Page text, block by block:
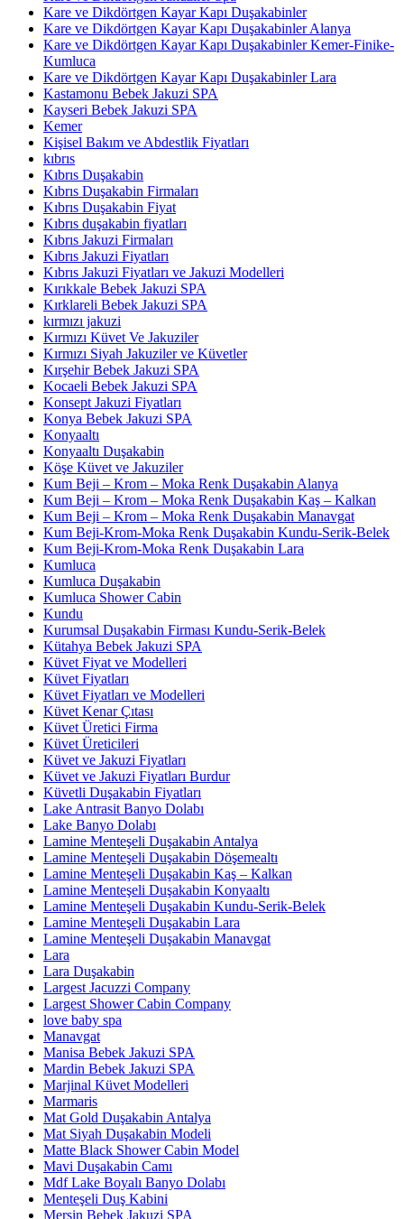
Kare ve Dikdörtgen Kayar Kapı Duşakabinler
Kare ve Dikdörtgen Kayar Kapı Duşakabinler Alanya
Kare ve Dikdörtgen Kayar Kapı Duşakabinler Kemer-Finike-
Kumluca
Kare ve Dikdörtgen Kayar Kapı Duşakabinler Lara
Kastamonu Bebek Jakuzi SPA
Kayseri Bebek Jakuzi SPA
Kemer
Kişisel Bakım ve Abdestlik Fiyatları
kıbrıs
Kıbrıs Duşakabin
Kıbrıs Duşakabin Firmaları
Kıbrıs Duşakabin Fiyat
Kıbrıs duşakabin fiyatları
Kıbrıs Jakuzi Firmaları
Kıbrıs Jakuzi Fiyatları
Kıbrıs Jakuzi Fiyatları ve Jakuzi Modelleri
Kırıkkale Bebek Jakuzi SPA
Kırklareli Bebek Jakuzi SPA
kırmızı jakuzi
Kırmızı Küvet Ve Jakuziler
Kırmızı Siyah Jakuziler ve Küvetler
Kırşehir Bebek Jakuzi SPA
Kocaeli Bebek Jakuzi SPA
Konsept Jakuzi Fiyatları
Konya Bebek Jakuzi SPA
Konyaaltı
Konyaaltı Duşakabin
Köşe Küvet ve Jakuziler
Kum Beji – Krom – Moka Renk Duşakabin Alanya
Kum Beji – Krom – Moka Renk Duşakabin Kaş – Kalkan
Kum Beji – Krom – Moka Renk Duşakabin Manavgat
Kum Beji-Krom-Moka Renk Duşakabin Kundu-Serik-Belek
Kum Beji-Krom-Moka Renk Duşakabin Lara
Kumluca
Kumluca Duşakabin
Kumluca Shower Cabin
Kundu
Kurumsal Duşakabin Firması Kundu-Serik-Belek
Kütahya Bebek Jakuzi SPA
Küvet Fiyat ve Modelleri
Küvet Fiyatları
Küvet Fiyatları ve Modelleri
Küvet Kenar Çıtası
Küvet Üretici Firma
Küvet Üreticileri
Küvet ve Jakuzi Fiyatları
Küvet ve Jakuzi Fiyatları Burdur
Küvetli Duşakabin Fiyatları
Lake Antrasit Banyo Dolabı
Lake Banyo Dolabı
Lamine Menteşeli Duşakabin Antalya
Lamine Menteşeli Duşakabin Döşemealtı
Lamine Menteşeli Duşakabin Kaş – Kalkan
Lamine Menteşeli Duşakabin Konyaaltı
Lamine Menteşeli Duşakabin Kundu-Serik-Belek
Lamine Menteşeli Duşakabin Lara
Lamine Menteşeli Duşakabin Manavgat
Lara
Lara Duşakabin
Largest Jacuzzi Company
Largest Shower Cabin Company
love baby spa
Manavgat
Manisa Bebek Jakuzi SPA
Mardin Bebek Jakuzi SPA
Marjinal Küvet Modelleri
Marmaris
Mat Gold Duşakabin Antalya
Mat Siyah Duşakabin Modeli
Matte Black Shower Cabin Model
Mavi Duşakabin Camı
Mdf Lake Boyalı Banyo Dolabı
Menteşeli Duş Kabini
Mersin Bebek Jakuzi SPA